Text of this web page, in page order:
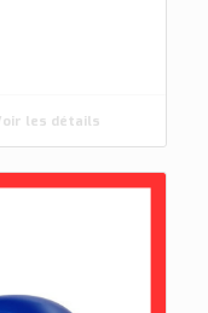
les détails